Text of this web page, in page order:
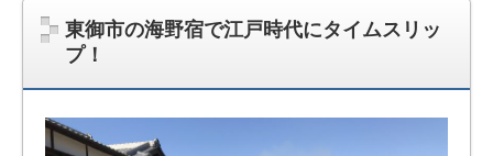
ガレ
ージ
ハウ
ス・
小田
急相
東御市の海野宿で江戸時代にタイムスリッ
プ！